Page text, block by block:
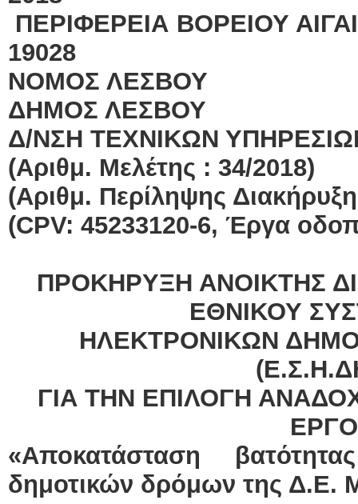
ΠΕΡΙΦΕΡΕΙΑ ΒΟΡΕΙΟΥ
19028
ΝΟΜΟΣ ΛΕΣΒΟΥ
ΔΗΜΟΣ ΛΕΣΒΟΥ
Δ/ΝΣΗ ΤΕΧΝΙΚΩΝ
(Αριθμ. Μελέτης : 34/2018)
(Αριθμ. Περίληψης
(CPV: 45233120-6, Έργα
ΠΡΟΚΗΡΥΞΗ ΑΝΟΙΚΤΗΣ
ΕΘΝΙΚΟΥ
ΗΛΕΚΤΡΟΝΙΚΩΝ
ΓΙΑ ΤΗΝ ΕΠΙΛΟΓΗ
«Αποκατάσταση
δημοτικών δρόμων της Δ.Ε.